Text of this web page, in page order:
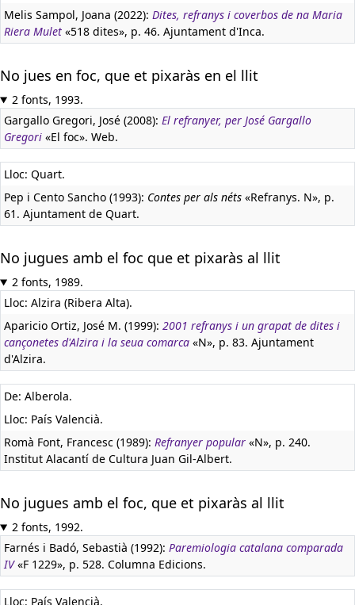
Melis Sampol, Joana (2022): Dites, refranys i coverbos de na Maria
Riera Mulet «518 dites», p. 46. Ajuntament d'Inca.
No jues en foc, que et pixaràs en el llit
2 fonts, 1993.
Gargallo Gregori, José (2008): El refranyer, per José Gargallo
Gregori «El foc». Web.
Lloc: Quart.
Pep i Cento Sancho (1993): Contes per als néts «Refranys. N», p.
61. Ajuntament de Quart.
No jugues amb el foc que et pixaràs al llit
2 fonts, 1989.
Lloc: Alzira (Ribera Alta).
Aparicio Ortiz, José M. (1999): 2001 refranys i un grapat de dites i
cançonetes d'Alzira i la seua comarca «N», p. 83. Ajuntament
d'Alzira.
De: Alberola.
Lloc: País Valencià.
Romà Font, Francesc (1989): Refranyer popular «N», p. 240.
Institut Alacantí de Cultura Juan Gil-Albert.
No jugues amb el foc, que et pixaràs al llit
2 fonts, 1992.
Farnés i Badó, Sebastià (1992): Paremiologia catalana comparada
IV«F 1229», p. 528. Columna Edicions.
Lloc: País Valencià.